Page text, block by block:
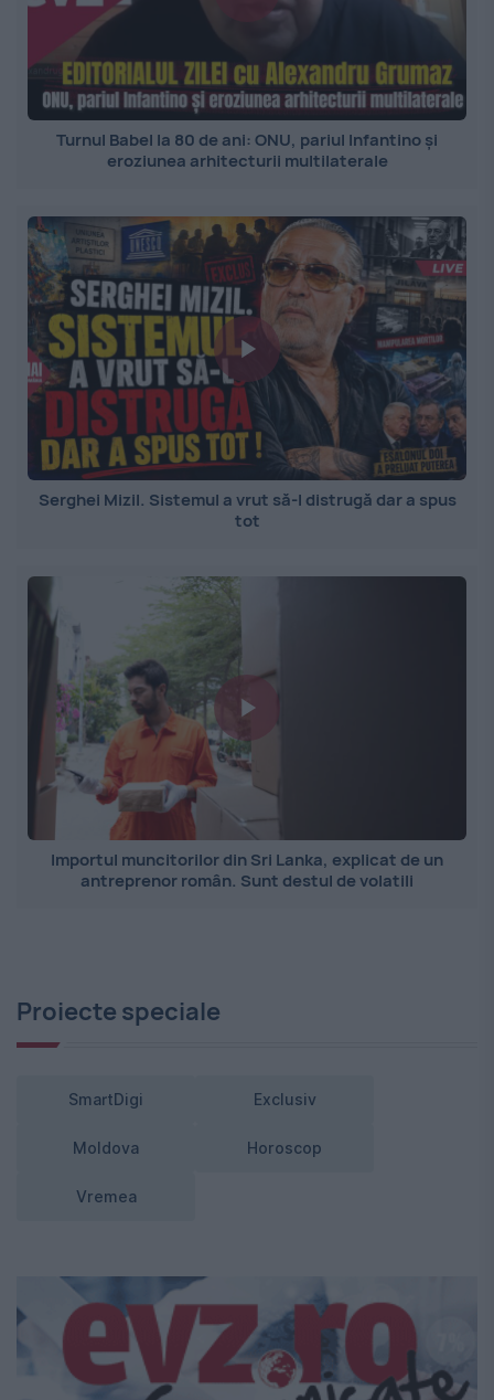
Turnul Babel la 80 de ani: ONU, pariul Infantino și
eroziunea arhitecturii multilaterale
Serghei Mizil. Sistemul a vrut să-l distrugă dar a spus
tot
Importul muncitorilor din Sri Lanka, explicat de un
antreprenor român. Sunt destul de volatili
Proiecte speciale
SmartDigi Exclusiv
Moldova Horoscop
Vremea